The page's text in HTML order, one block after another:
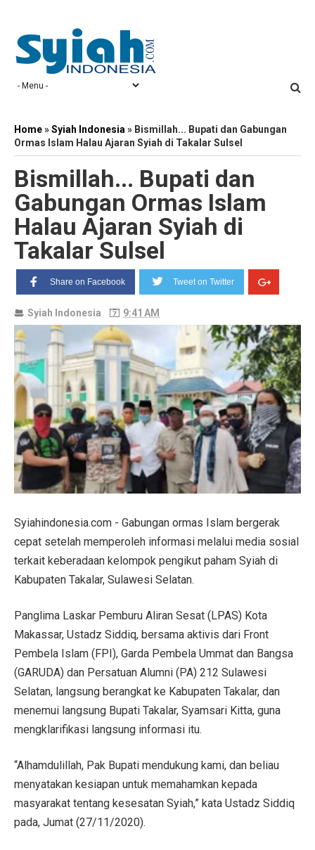
Home»Syiah Indonesia » Bismillah... Bupati dan Gabungan
Ormas Islam Halau Ajaran Syiah di Takalar Sulsel
Bismillah... Bupati dan
Gabungan Ormas Islam
Halau Ajaran Syiah di
Takalar Sulsel
Share on Facebook Tweet on Twitter
Syiah Indonesia 9:41 AM
Syiahindonesia.com - Gabungan ormas Islam bergerak
cepat setelah memperoleh informasi melalui media sosial
terkait keberadaan kelompok pengikut paham Syiah di
Kabupaten Takalar, Sulawesi Selatan.
Panglima Laskar Pemburu Aliran Sesat (LPAS) Kota
Makassar, Ustadz Siddiq, bersama aktivis dari Front
Pembela Islam (FPI), Garda Pembela Ummat dan Bangsa
(GARUDA) dan Persatuan Alumni (PA) 212 Sulawesi
Selatan, langsung berangkat ke Kabupaten Takalar, dan
menemui langsung Bupati Takalar, Syamsari Kitta, guna
mengklarifikasi langsung informasi itu.
“Alhamdulillah, Pak Bupati mendukung kami, dan beliau
menyatakan kesiapan untuk memahamkan kepada
masyarakat tentang kesesatan Syiah,” kata Ustadz Siddiq
pada, Jumat (27/11/2020).